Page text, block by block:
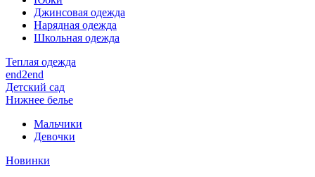
Джинсовая одежда
Нарядная одежда
Школьная одежда
Теплая одежда
end2end
Детский сад
Нижнее белье
Мальчики
Девочки
Новинки